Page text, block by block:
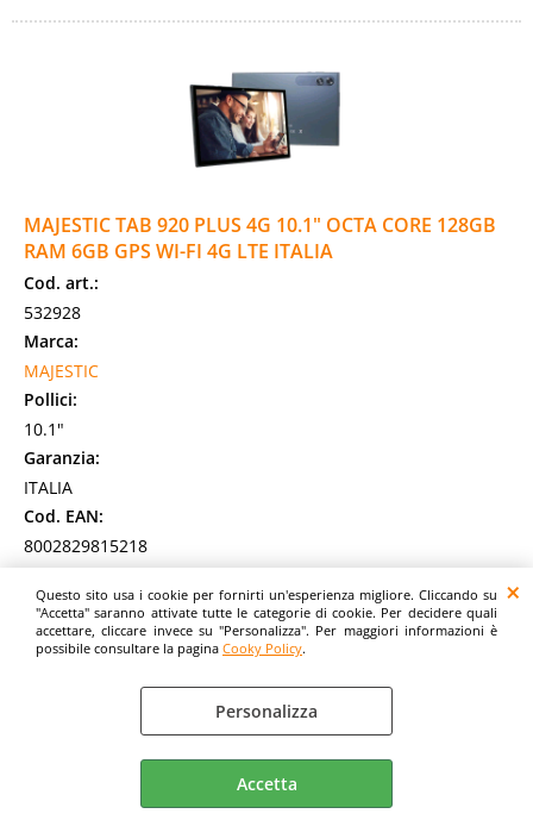
Questo sito usa i cookie per fornirti un'esperienza migliore. Cliccando su
"Accetta" saranno attivate tutte le categorie di cookie. Per decidere quali
accettare, cliccare invece su "Personalizza". Per maggiori informazioni è
possibile consultare la pagina Cooky Policy.
Personalizza
Accetta
MAJESTIC TAB 920 PLUS 4G 10.1" OCTA CORE 128GB
RAM 6GB GPS WI-FI 4G LTE ITALIA
Cod. art.:
532928
Marca:
MAJESTIC
Pollici:
10.1"
Garanzia:
ITALIA
Cod. EAN:
8002829815218
Cod. Produttore:
114920 CB
Il nuovo Majestic TAB 920 PLUS unisce potenza e versatilità
in un design elegante. Con 6GB di RAM, garantisce
prestazioni fluide e veloci per [...]
Non Disponibile